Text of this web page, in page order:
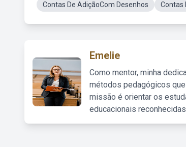
Contas De AdiçãoCom Desenhos
Contas
Emelie
Como mentor, minha
métodos pedagógicos
missão é orientar os
educacionais